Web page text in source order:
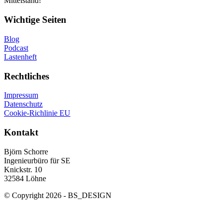
Wichtige Seiten
Blog
Podcast
Lastenheft
Rechtliches
Impressum
Datenschutz
Cookie-Richlinie EU
Kontakt
Björn Schorre
Ingenieurbüro für SE
Knickstr. 10
32584 Löhne
© Copyright 2026 - BS_DESIGN